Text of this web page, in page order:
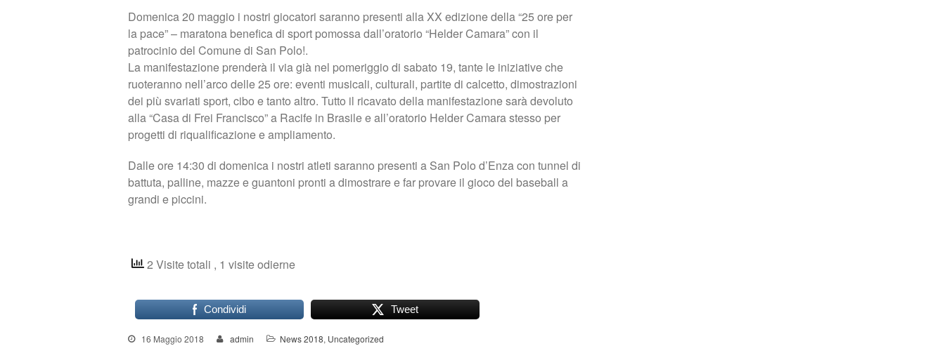
Domenica 20 maggio i nostri giocatori saranno presenti alla XX edizione della “25 ore per
la pace” – maratona benefica di sport pomossa dall’oratorio “Helder Camara” con il
patrocinio del Comune di San Polo!.
La manifestazione prenderà il via già nel pomeriggio di sabato 19, tante le iniziative che
ruoteranno nell’arco delle 25 ore: eventi musicali, culturali, partite di calcetto, dimostrazioni
dei più svariati sport, cibo e tanto altro. Tutto il ricavato della manifestazione sarà devoluto
alla “Casa di Frei Francisco” a Racife in Brasile e all’oratorio Helder Camara stesso per
progetti di riqualificazione e ampliamento.
Dalle ore 14:30 di domenica i nostri atleti saranno presenti a San Polo d’Enza con tunnel di
battuta, palline, mazze e guantoni pronti a dimostrare e far provare il gioco del baseball a
grandi e piccini.
2 Visite totali , 1 visite odierne
Condividi Tweet
16 Maggio 2018 admin News 2018, Uncategorized